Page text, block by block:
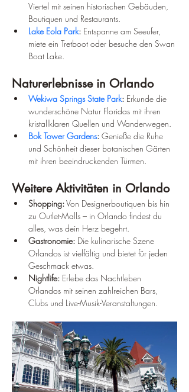
Viertel mit seinen historischen Gebäuden,
Boutiquen und Restaurants.
Lake Eola Park: Entspanne am Seeufer,
miete ein Tretboot oder besuche den Swan
Boat Lake.
Naturerlebnisse in Orlando
Wekiwa Springs State Park: Erkunde die
wunderschöne Natur Floridas mit ihren
kristallklaren Quellen und Wanderwegen.
Bok Tower Gardens: Genieße die Ruhe
und Schönheit dieser botanischen Gärten
mit ihren beeindruckenden Türmen.
Weitere Aktivitäten in Orlando
Shopping: Von Designerboutiquen bis hin
zu Outlet-Malls – in Orlando findest du
alles, was dein Herz begehrt.
Gastronomie: Die kulinarische Szene
Orlandos ist vielfältig und bietet für jeden
Geschmack etwas.
Nightlife: Erlebe das Nachtleben
Orlandos mit seinen zahlreichen Bars,
Clubs und Live-Musik-Veranstaltungen.